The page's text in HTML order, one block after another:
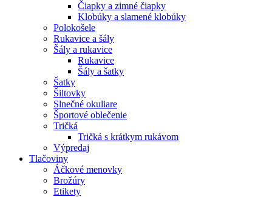
Čiapky a zimné čiapky
Klobúky a slamené klobúky
Polokošele
Rukavice a šály
Šály a rukavice
Rukavice
Šály a šatky
Šatky
Šiltovky
Slnečné okuliare
Športové oblečenie
Tričká
Tričká s krátkym rukávom
Výpredaj
Tlačoviny
Áčkové menovky
Brožúry
Etikety